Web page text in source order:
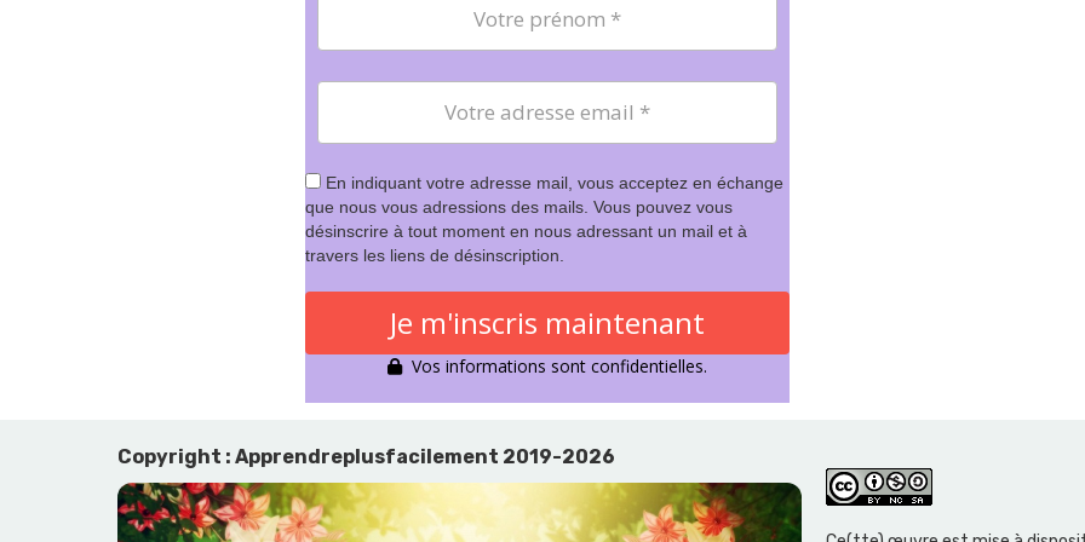
En indiquant votre adresse mail, vous acceptez en échange
que nous vous adressions des mails. Vous pouvez vous
désinscrire à tout moment en nous adressant un mail et à
travers les liens de désinscription.
Je m'inscris maintenant
Vos informations sont confidentielles.
Copyright : Apprendreplusfacilement 2019-2026